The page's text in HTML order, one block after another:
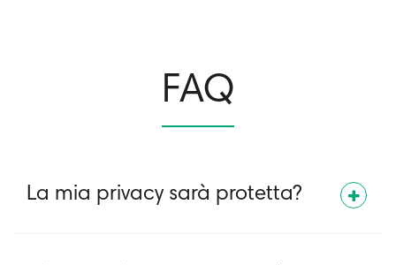
FAQ
La mia privacy sarà protetta?